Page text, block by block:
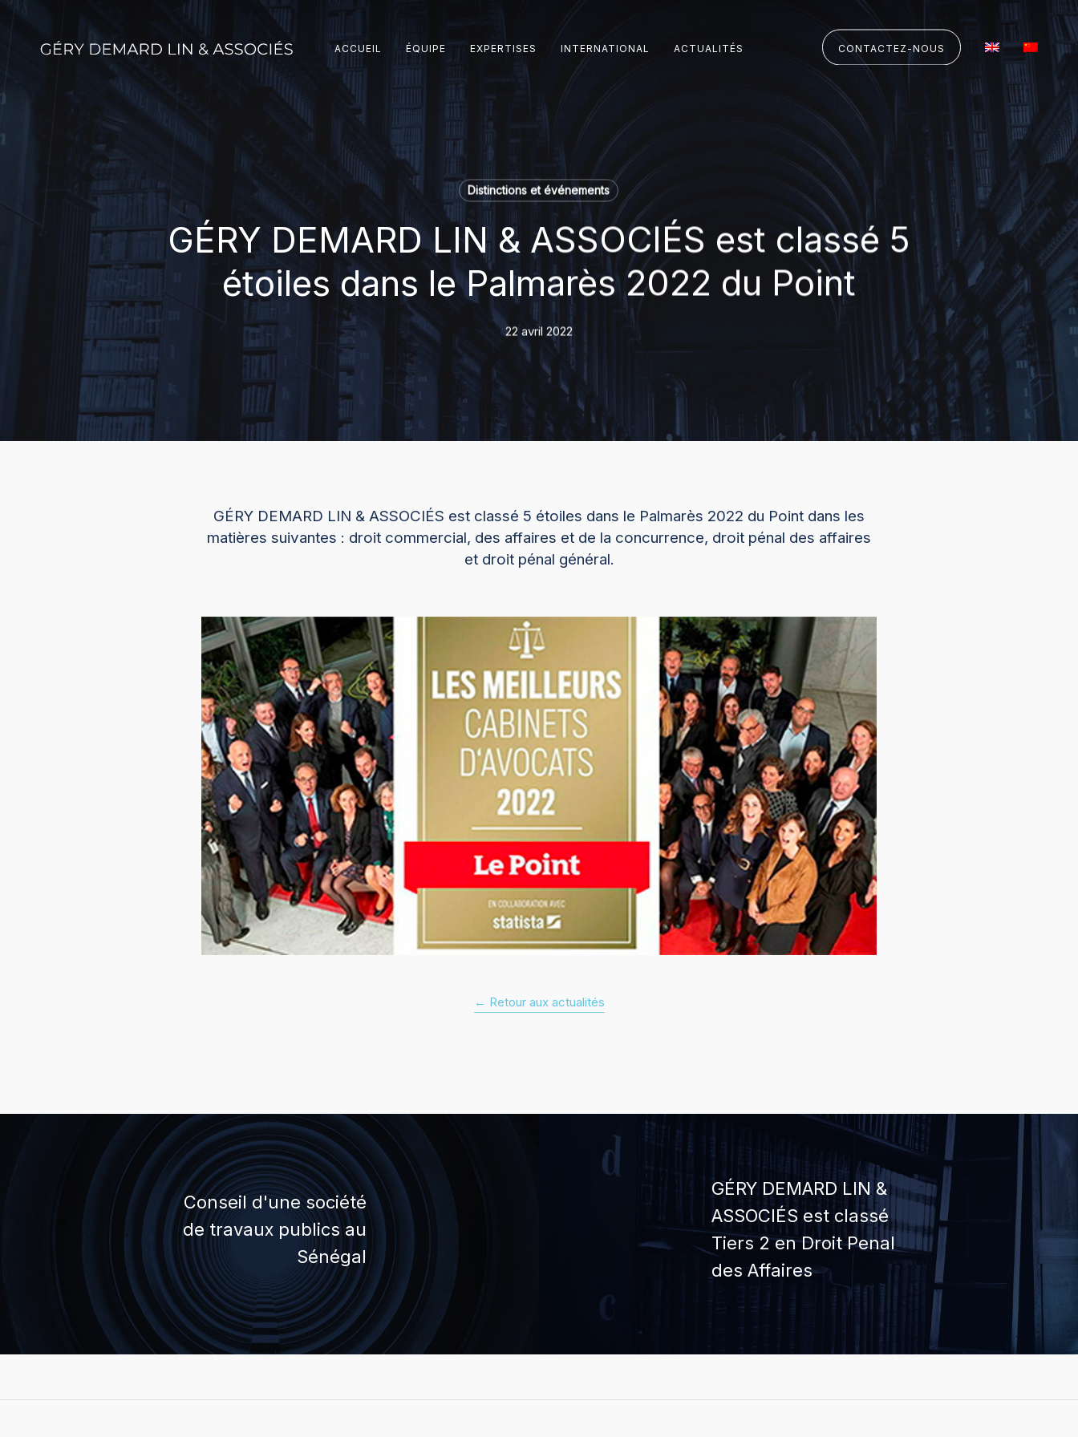
ACCUEIL ÉQUIPE EXPERTISES INTERNATIONAL ACTUALITÉS CONTACTEZ-NOUS
Distinctions et événements
GÉRY DEMARD LIN & ASSOCIÉS est classé 5
étoiles dans le Palmarès 2022 du Point
22 avril 2022
GÉRY DEMARD LIN & ASSOCIÉS est classé 5 étoiles dans le Palmarès 2022 du Point dans les
matières suivantes : droit commercial, des affaires et de la concurrence, droit pénal des affaires
et droit pénal général.
← Retour aux actualités
Conseil d'une société
de travaux publics au
Sénégal
GÉRY DEMARD LIN &
ASSOCIÉS est classé
Tiers 2 en Droit Penal
des Affaires